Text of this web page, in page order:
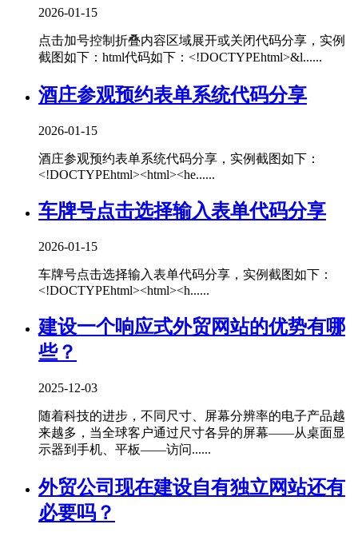
2026-01-15
点击加号控制折叠内容区域展开或关闭代码分享，实例
截图如下：html代码如下：<!DOCTYPEhtml>&l......
酒庄参观预约表单系统代码分享
2026-01-15
酒庄参观预约表单系统代码分享，实例截图如下：
<!DOCTYPEhtml><html><he......
车牌号点击选择输入表单代码分享
2026-01-15
车牌号点击选择输入表单代码分享，实例截图如下：
<!DOCTYPEhtml><html><h......
建设一个响应式外贸网站的优势有哪
些？
2025-12-03
随着科技的进步，不同尺寸、屏幕分辨率的电子产品越
来越多，当全球客户通过尺寸各异的屏幕——从桌面显
示器到手机、平板——访问......
外贸公司现在建设自有独立网站还有
必要吗？